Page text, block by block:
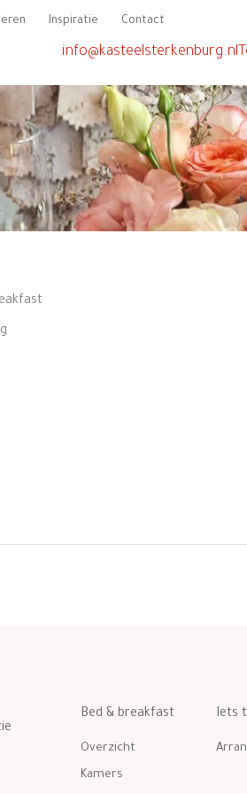
Inspiratie Contact
info@kasteelsterkenburg.nl
Bed & breakfast
Overzicht
Kamers
Iets